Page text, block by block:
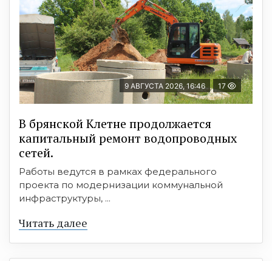
9 АВГУСТА 2026, 16:46 17
В брянской Клетне продолжается
капитальный ремонт водопроводных
сетей.
Работы ведутся в рамках федерального
проекта по модернизации коммунальной
инфраструктуры, ...
Читать далее